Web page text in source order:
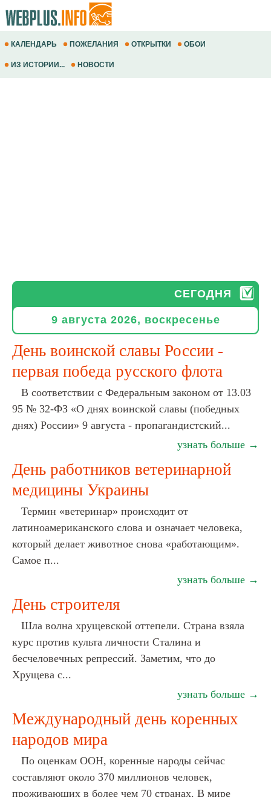
КАЛЕНДАРЬ ПОЖЕЛАНИЯ ОТКРЫТКИ ОБОИ
ИЗ ИСТОРИИ... НОВОСТИ
СЕГОДНЯ
9 августа 2026, воскресенье
День воинской славы России -
первая победа русского флота
В соответствии с Федеральным законом от 13.03
95 № 32-ФЗ «О днях воинской славы (победных
днях) России» 9 августа - пропагандистский...
узнать больше →
День работников ветеринарной
медицины Украины
Термин «ветеринар» происходит от
латиноамериканского слова и означает человека,
который делает животное снова «работающим».
Самое п...
узнать больше →
День строителя
Шла волна хрущевской оттепели. Страна взяла
курс против культа личности Сталина и
бесчеловечных репрессий. Заметим, что до
Хрущева с...
узнать больше →
Международный день коренных
народов мира
По оценкам ООН, коренные народы сейчас
составляют около 370 миллионов человек,
проживающих в более чем 70 странах. В мире